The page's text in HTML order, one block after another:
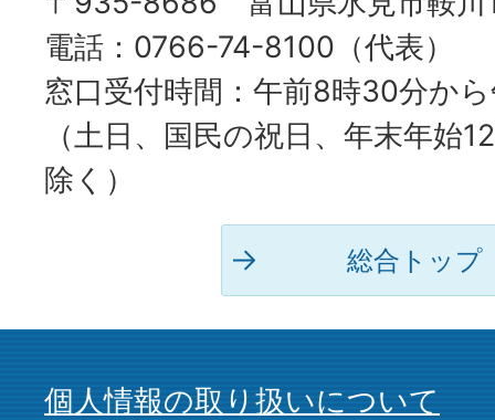
電話：0766-74-8100（代表）
窓口受付時間：午前8時30分か
（土日、国民の祝日、年末年始
除く）
総合トップ
個人情報の取り扱いについて